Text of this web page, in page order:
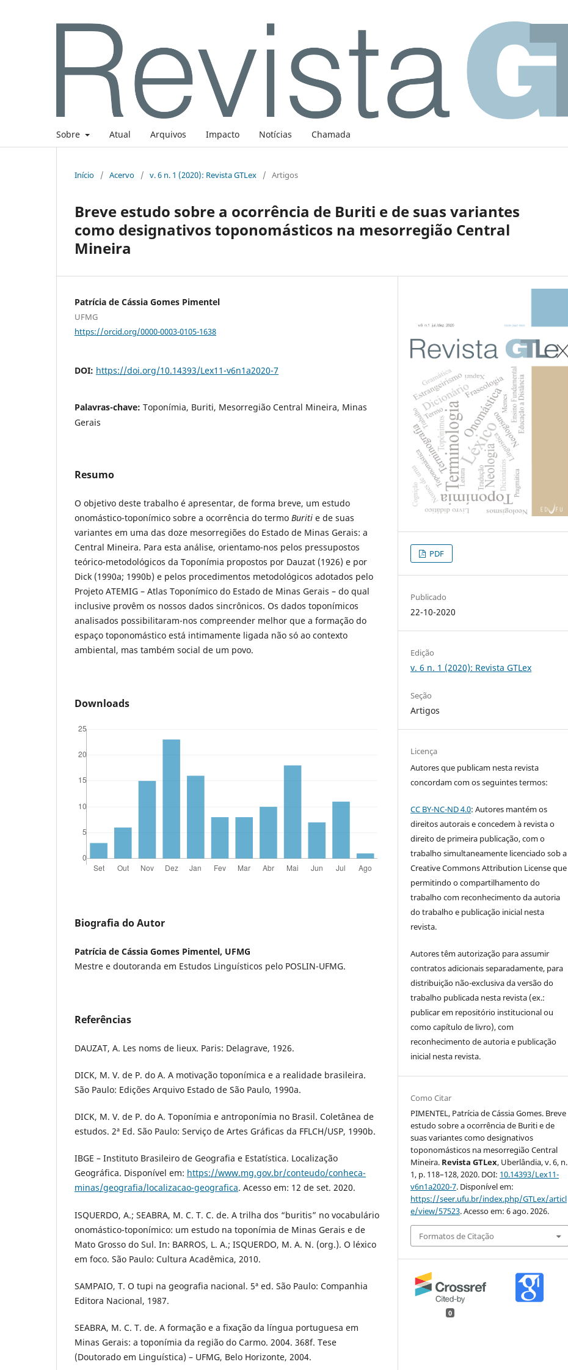
Sobre Atual Arquivos Impacto Notícias Chamada
Início / Acervo / v. 6 n. 1 (2020): Revista GTLex / Artigos
Breve estudo sobre a ocorrência de Buriti e de suas variantes
como designativos toponomásticos na mesorregião Central
Mineira
Patrícia de Cássia Gomes Pimentel
UFMG
https://orcid.org/0000-0003-0105-1638
DOI: https://doi.org/10.14393/Lex11-v6n1a2020-7
Palavras-chave: Toponímia, Buriti, Mesorregião Central Mineira, Minas
Gerais
Resumo
O objetivo deste trabalho é apresentar, de forma breve, um estudo
onomástico-toponímico sobre a ocorrência do termo Buriti e de suas
variantes em uma das doze mesorregiões do Estado de Minas Gerais: a
Central Mineira. Para esta análise, orientamo-nos pelos pressupostos
teórico-metodológicos da Toponímia propostos por Dauzat (1926) e por
Dick (1990a; 1990b) e pelos procedimentos metodológicos adotados pelo
Projeto ATEMIG – Atlas Toponímico do Estado de Minas Gerais – do qual
inclusive provêm os nossos dados sincrônicos. Os dados toponímicos
analisados possibilitaram-nos compreender melhor que a formação do
espaço toponomástico está intimamente ligada não só ao contexto
ambiental, mas também social de um povo.
Downloads
Biografia do Autor
Patrícia de Cássia Gomes Pimentel, UFMG
Mestre e doutoranda em Estudos Linguísticos pelo POSLIN-UFMG.
Referências
DAUZAT, A. Les noms de lieux. Paris: Delagrave, 1926.
DICK, M. V. de P. do A. A motivação toponímica e a realidade brasileira.
São Paulo: Edições Arquivo Estado de São Paulo, 1990a.
DICK, M. V. de P. do A. Toponímia e antroponímia no Brasil. Coletânea de
estudos. 2ª Ed. São Paulo: Serviço de Artes Gráficas da FFLCH/USP, 1990b.
IBGE – Instituto Brasileiro de Geografia e Estatística. Localização
Geográfica. Disponível em: https://www.mg.gov.br/conteudo/conheca-
minas/geografia/localizacao-geografica. Acesso em: 12 de set. 2020.
ISQUERDO, A.; SEABRA, M. C. T. C. de. A trilha dos “buritis” no vocabulário
onomástico-toponímico: um estudo na toponímia de Minas Gerais e de
Mato Grosso do Sul. In: BARROS, L. A.; ISQUERDO, M. A. N. (org.). O léxico
em foco. São Paulo: Cultura Acadêmica, 2010.
SAMPAIO, T. O tupi na geografia nacional. 5ª ed. São Paulo: Companhia
Editora Nacional, 1987.
SEABRA, M. C. T. de. A formação e a fixação da língua portuguesa em
Minas Gerais: a toponímia da região do Carmo. 2004. 368f. Tese
(Doutorado em Linguística) – UFMG, Belo Horizonte, 2004.
PDF
Publicado
22-10-2020
Edição
v. 6 n. 1 (2020): Revista GTLex
Seção
Artigos
Licença
Autores que publicam nesta revista
concordam com os seguintes termos:
CC BY-NC-ND 4.0: Autores mantém os
direitos autorais e concedem à revista o
direito de primeira publicação, com o
trabalho simultaneamente licenciado sob a
Creative Commons Attribution License que
permitindo o compartilhamento do
trabalho com reconhecimento da autoria
do trabalho e publicação inicial nesta
revista.
Autores têm autorização para assumir
contratos adicionais separadamente, para
distribuição não-exclusiva da versão do
trabalho publicada nesta revista (ex.:
publicar em repositório institucional ou
como capítulo de livro), com
reconhecimento de autoria e publicação
inicial nesta revista.
Como Citar
PIMENTEL, Patrícia de Cássia Gomes. Breve
estudo sobre a ocorrência de Buriti e de
suas variantes como designativos
toponomásticos na mesorregião Central
Mineira. Revista GTLex, Uberlândia, v. 6, n.
1, p. 118–128, 2020. DOI: 10.14393/Lex11-
v6n1a2020-7. Disponível em:
https://seer.ufu.br/index.php/GTLex/articl
e/view/57523. Acesso em: 6 ago. 2026.
Formatos de Citação
0